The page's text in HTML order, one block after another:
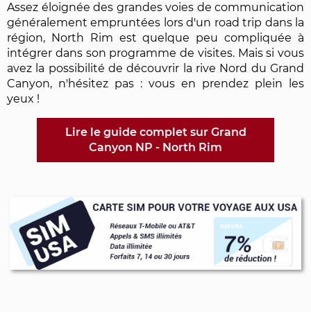
Assez éloignée des grandes voies de communication
généralement empruntées lors d'un road trip dans la
région, North Rim est quelque peu compliquée à
intégrer dans son programme de visites. Mais si vous
avez la possibilité de découvrir la rive Nord du Grand
Canyon, n'hésitez pas : vous en prendez plein les
yeux !
Lire le guide complet sur Grand
Canyon NP - North Rim